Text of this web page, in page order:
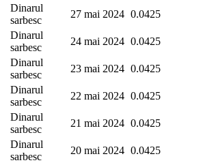
Dinarul
sarbesc
27 mai 2024 0.0425
Dinarul
sarbesc
24 mai 2024 0.0425
Dinarul
sarbesc
23 mai 2024 0.0425
Dinarul
sarbesc
22 mai 2024 0.0425
Dinarul
sarbesc
21 mai 2024 0.0425
Dinarul
sarbesc
20 mai 2024 0.0425